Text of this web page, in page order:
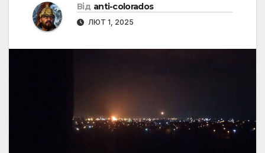
Від anti-colorados
ЛЮТ 1, 2025